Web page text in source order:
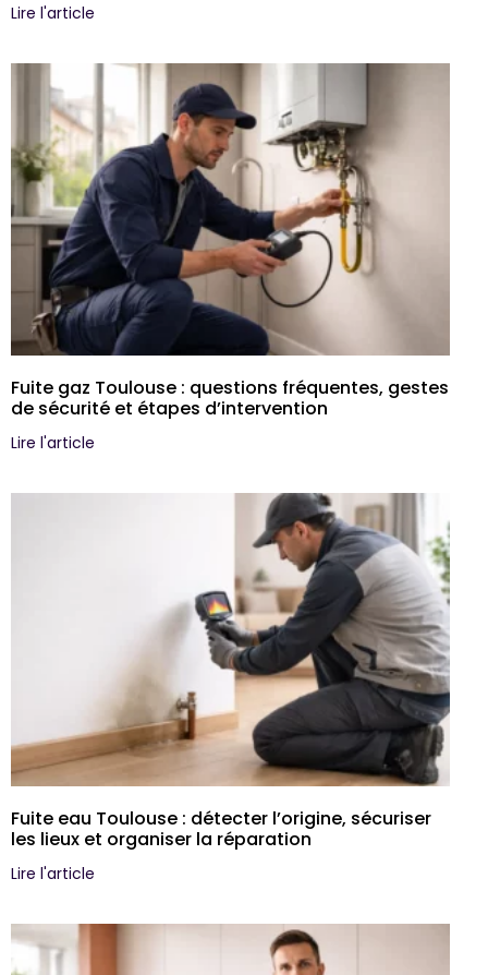
Lire l'article
Fuite gaz Toulouse : questions fréquentes, gestes
de sécurité et étapes d’intervention
Lire l'article
Fuite eau Toulouse : détecter l’origine, sécuriser
les lieux et organiser la réparation
Lire l'article